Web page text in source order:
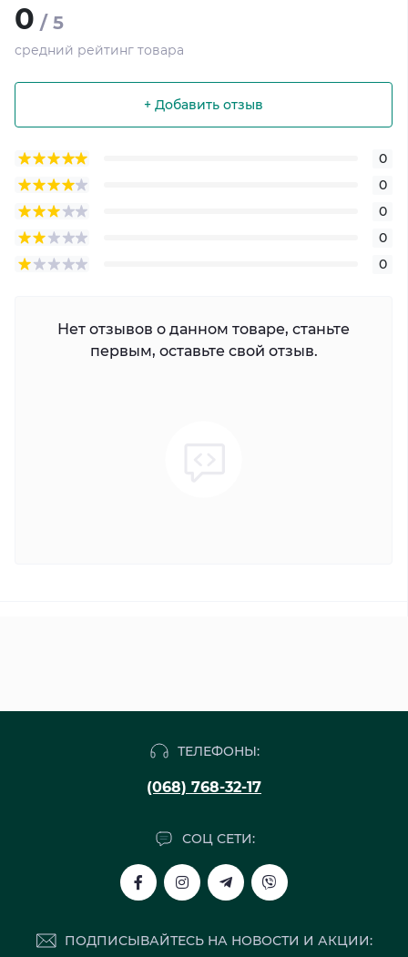
0 / 5
средний рейтинг товара
+ Добавить отзыв
0
0
0
0
0
Нет отзывов о данном товаре, станьте
первым, оставьте свой отзыв.
ТЕЛЕФОНЫ:
(068) 768-32-17
СОЦ СЕТИ:
ПОДПИСЫВАЙТЕСЬ НА НОВОСТИ И АКЦИИ: